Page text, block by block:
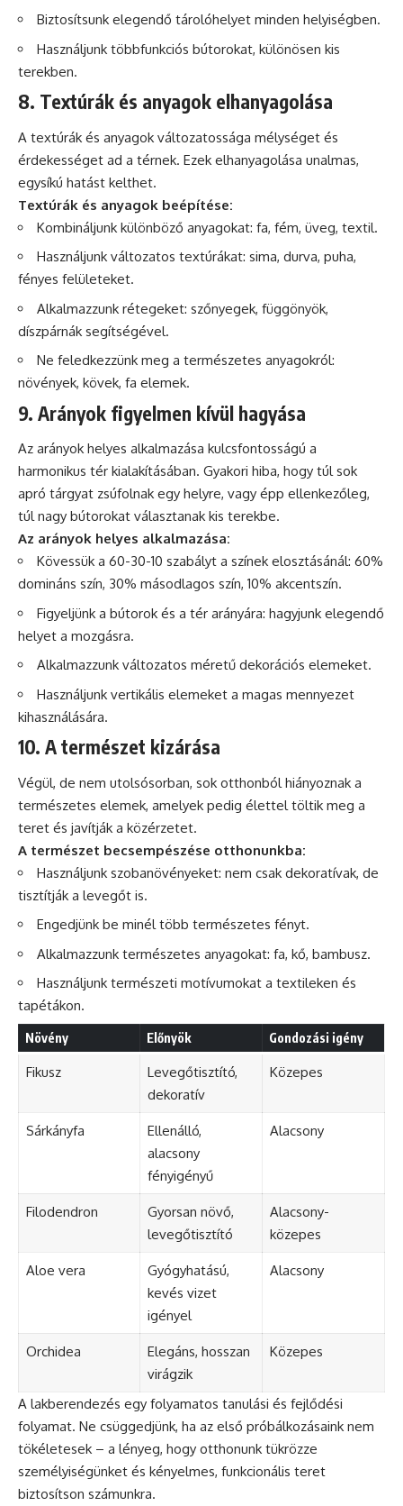
Biztosítsunk elegendő tárolóhelyet minden helyiségben.
Használjunk többfunkciós bútorokat, különösen kis
terekben.
8. Textúrák és anyagok elhanyagolása
A textúrák és anyagok változatossága mélységet és
érdekességet ad a térnek. Ezek elhanyagolása unalmas,
egysíkú hatást kelthet.
Textúrák és anyagok beépítése:
Kombináljunk különböző anyagokat: fa, fém, üveg, textil.
Használjunk változatos textúrákat: sima, durva, puha,
fényes felületeket.
Alkalmazzunk rétegeket: szőnyegek, függönyök,
díszpárnák segítségével.
Ne feledkezzünk meg a természetes anyagokról:
növények, kövek, fa elemek.
9. Arányok figyelmen kívül hagyása
Az arányok helyes alkalmazása kulcsfontosságú a
harmonikus tér kialakításában. Gyakori hiba, hogy túl sok
apró tárgyat zsúfolnak egy helyre, vagy épp ellenkezőleg,
túl nagy bútorokat választanak kis terekbe.
Az arányok helyes alkalmazása:
Kövessük a 60-30-10 szabályt a színek elosztásánál: 60%
domináns szín, 30% másodlagos szín, 10% akcentszín.
Figyeljünk a bútorok és a tér arányára: hagyjunk elegendő
helyet a mozgásra.
Alkalmazzunk változatos méretű dekorációs elemeket.
Használjunk vertikális elemeket a magas mennyezet
kihasználására.
10. A természet kizárása
Végül, de nem utolsósorban, sok otthonból hiányoznak a
természetes elemek, amelyek pedig élettel töltik meg a
teret és javítják a közérzetet.
A természet becsempészése otthonunkba:
Használjunk szobanövényeket: nem csak dekoratívak, de
tisztítják a levegőt is.
Engedjünk be minél több természetes fényt.
Alkalmazzunk természetes anyagokat: fa, kő, bambusz.
Használjunk természeti motívumokat a textileken és
tapétákon.
Növény Előnyök Gondozási igény
Fikusz
Levegőtisztító,
dekoratív
Közepes
Sárkányfa
Ellenálló,
alacsony
fényigényű
Alacsony
Filodendron
Gyorsan növő,
levegőtisztító
Alacsony-
közepes
Aloe vera
Gyógyhatású,
kevés vizet
igényel
Alacsony
Orchidea
Elegáns, hosszan
virágzik
Közepes
A lakberendezés egy folyamatos tanulási és fejlődési
folyamat. Ne csüggedjünk, ha az első próbálkozásaink nem
tökéletesek – a lényeg, hogy otthonunk tükrözze
személyiségünket és kényelmes, funkcionális teret
biztosítson számunkra.